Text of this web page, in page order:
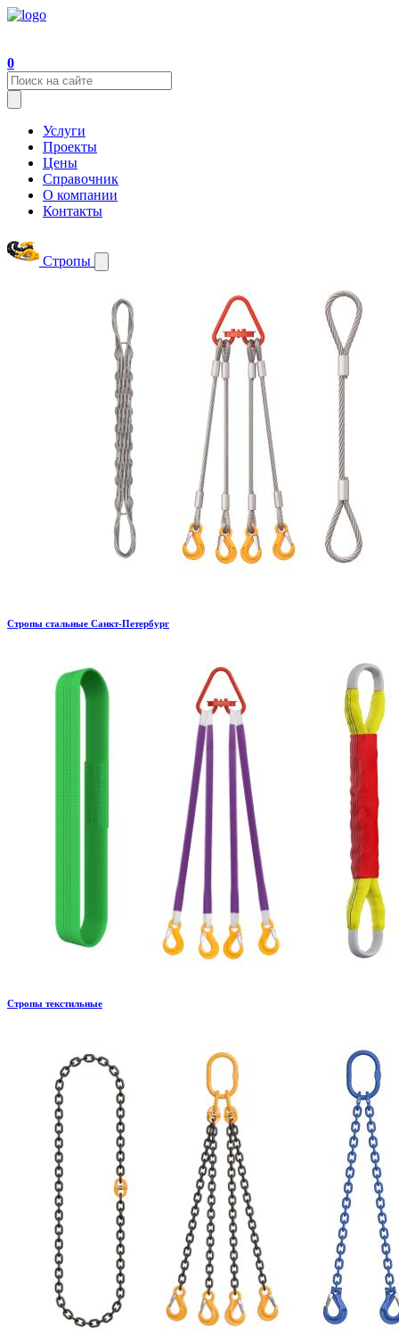
0
Услуги
Проекты
Цены
Справочник
О компании
Контакты
Стропы
Стропы стальные Санкт-Петербург
Стропы текстильные